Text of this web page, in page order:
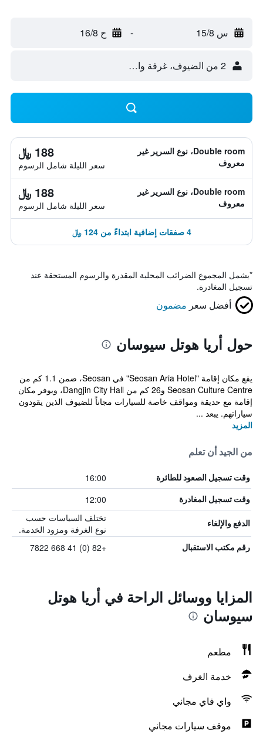
س 15/8 - ح 16/8
2 من الضيوف، غرفة واحدة
Double room، نوع السرير غير
معروف
188 ﷼
سعر الليلة شامل الرسوم
Double room، نوع السرير غير
معروف
188 ﷼
سعر الليلة شامل الرسوم
4 صفقات إضافية ابتداءً من 124 ﷼
*يشمل المجموع الضرائب المحلية المقدرة والرسوم المستحقة عند
تسجيل المغادرة.
أفضل سعر مضمون
حول أريا هوتل سيوسان
يقع مكان إقامة "Seosan Aria Hotel" في Seosan، ضمن 1.1 كم من
Seosan Culture Centre و26 كم من Dangjin City Hall، ويوفر مكان
إقامة مع حديقة ومواقف خاصة للسيارات مجاناً للضيوف الذين يقودون
سياراتهم. يبعد ...
المزيد
من الجيد أن تعلم
وقت تسجيل الصعود للطائرة 16:00
وقت تسجيل المغادرة 12:00
الدفع والإلغاء
تختلف السياسات حسب
نوع الغرفة ومزود الخدمة.
رقم مكتب الاستقبال +82 (0) 41 668 7822
المزايا ووسائل الراحة في أريا هوتل
سيوسان
مطعم
خدمة الغرف
واي فاي مجاني
موقف سيارات مجاني